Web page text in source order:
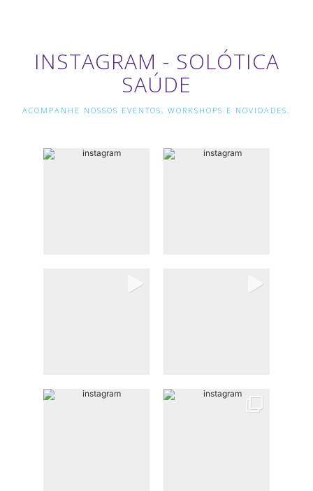
INSTAGRAM - SOLÓTICA
SAÚDE
ACOMPANHE NOSSOS EVENTOS, WORKSHOPS E NOVIDADES.